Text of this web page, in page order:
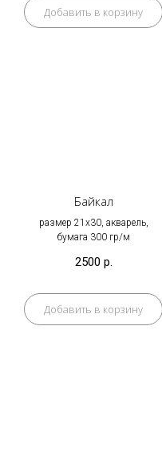
Добавить в корзину
Байкал
размер 21х30, акварель,
бумага 300 гр/м
2500 р.
Добавить в корзину